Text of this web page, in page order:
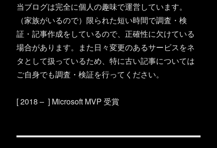
当ブログは完全に個人の趣味で運営しています。
（家族がいるので）限られた短い時間で調査・検
証・記事作成をしているので、正確性に欠けている
場合があります。また日々変更のあるサービスをネ
タとして扱っているため、特に古い記事については
ご自身でも調査・検証を行ってください。
[ 2018 – ] Microsoft MVP 受賞